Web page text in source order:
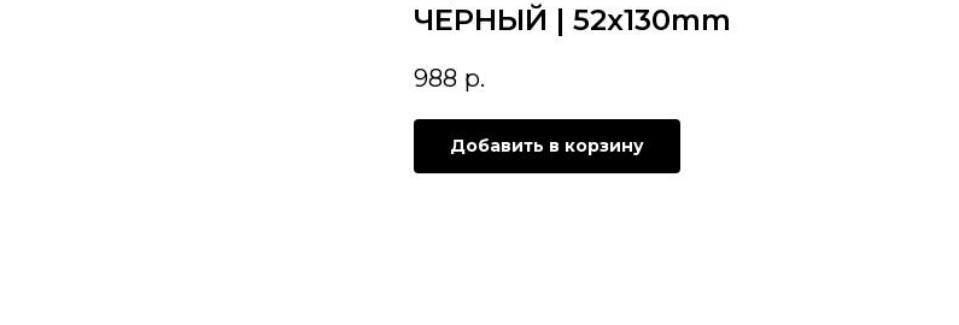
ЧЕРНЫЙ | 52x130mm
988 р.
Добавить в корзину